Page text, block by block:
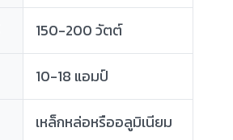
150-200 วัตต์
10-18 แอมป์
เหล็กหล่อหรืออลูมิเนียม